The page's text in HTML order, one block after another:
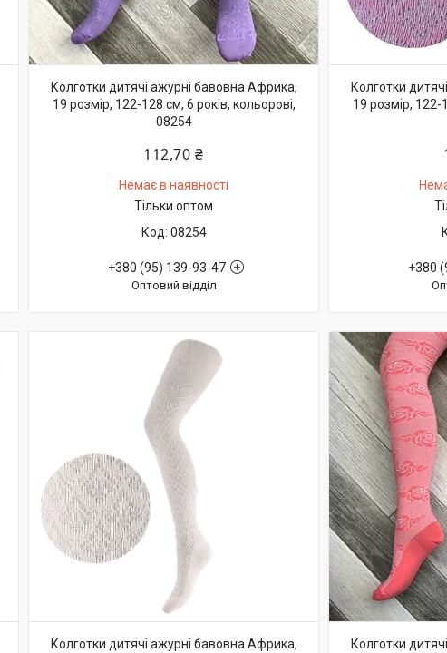
Колготки дитячі ажурні бавовна Африка,
19 розмір, 122-128 см, 6 років, кольорові,
08254
112,70 ₴
Немає в наявності
Тільки оптом
08254
+380 (95) 139-93-47
Оптовий відділ
Колготки
19 розмір, 122-
+380
Колготки дитячі ажурні бавовна Африка,
Колготки